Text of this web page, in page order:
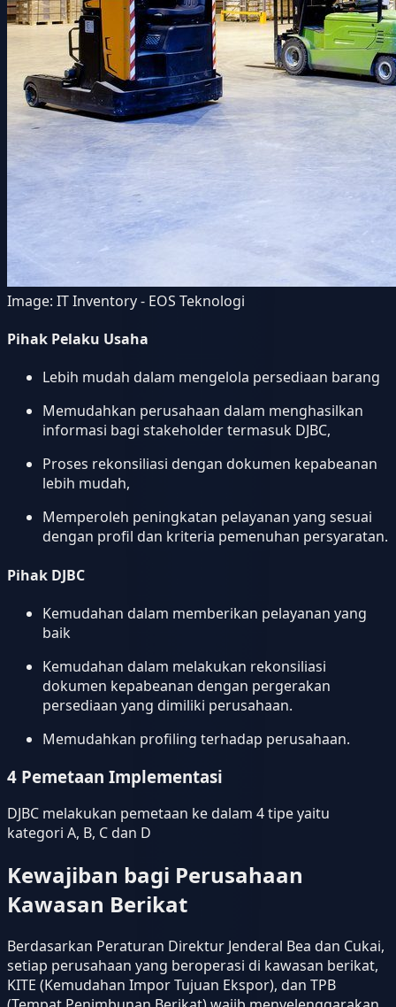
Image: IT Inventory - EOS Teknologi
Pihak Pelaku Usaha
Lebih mudah dalam mengelola persediaan barang
Memudahkan perusahaan dalam menghasilkan
informasi bagi stakeholder termasuk DJBC,
Proses rekonsiliasi dengan dokumen kepabeanan
lebih mudah,
Memperoleh peningkatan pelayanan yang sesuai
dengan profil dan kriteria pemenuhan persyaratan.
Pihak DJBC
Kemudahan dalam memberikan pelayanan yang
baik
Kemudahan dalam melakukan rekonsiliasi
dokumen kepabeanan dengan pergerakan
persediaan yang dimiliki perusahaan.
Memudahkan profiling terhadap perusahaan.
4 Pemetaan Implementasi
DJBC melakukan pemetaan ke dalam 4 tipe yaitu
kategori A, B, C dan D
Kewajiban bagi Perusahaan
Kawasan Berikat
Berdasarkan Peraturan Direktur Jenderal Bea dan Cukai,
setiap perusahaan yang beroperasi di kawasan berikat,
KITE (Kemudahan Impor Tujuan Ekspor), dan TPB